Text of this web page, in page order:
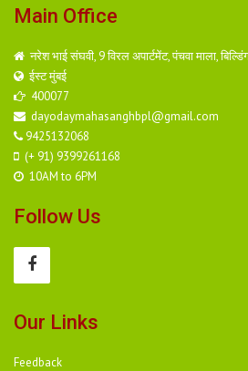
Main Office
नरेश भाई संघवी, 9 विरल अपार्टमेंट, पंचवा माला,
ईस्ट मुंबई
400077
dayodaymahasanghbpl@gmail.com
9425132068
(+ 91) 9399261168
10AM to 6PM
Follow Us
Our Links
Feedback